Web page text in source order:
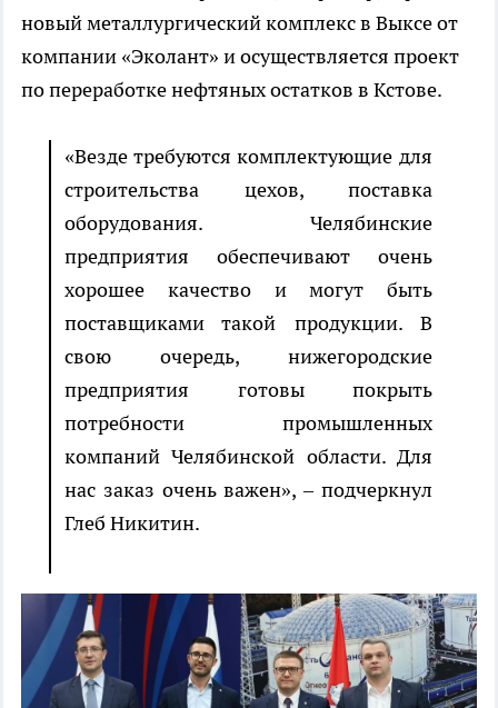
новый металлургический комплекс в Выксе от
компании «Эколант» и осуществляется проект
по переработке нефтяных остатков в Кстове.
«Везде требуются комплектующие для
строительства цехов, поставка
оборудования. Челябинские
предприятия обеспечивают очень
хорошее качество и могут быть
поставщиками такой продукции. В
свою очередь, нижегородские
предприятия готовы покрыть
потребности промышленных
компаний Челябинской области. Для
нас заказ очень важен», – подчеркнул
Глеб Никитин.